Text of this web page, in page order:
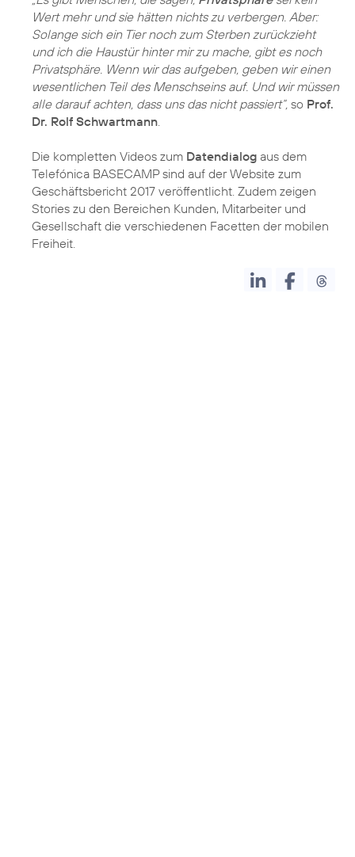
Wert mehr und sie hätten nichts zu verbergen. Aber:
Solange sich ein Tier noch zum Sterben zurückzieht
und ich die Haustür hinter mir zu mache, gibt es noch
Privatsphäre. Wenn wir das aufgeben, geben wir einen
wesentlichen Teil des Menschseins auf. Und wir müssen
alle darauf achten, dass uns das nicht passiert“, so Prof.
Dr. Rolf Schwartmann
Die kompletten Videos zum Datendialog aus dem
Telefónica BASECAMP sind auf der Website zum
Geschäftsbericht 2017 veröffentlicht. Zudem zeigen
Stories zu den Bereichen Kunden, Mitarbeiter und
Gesellschaft die verschiedenen Facetten der mobilen
Freiheit.